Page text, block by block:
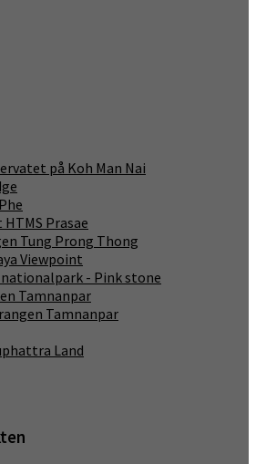
på Koh Man Nai
Prasae
Tung Prong Thong
Viewpoint
- Pink stone
Tamnanpar
Tamnanpar
Land